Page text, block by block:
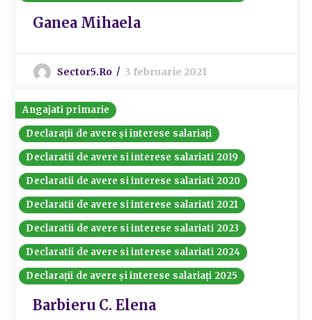
Ganea Mihaela
Sector5.ro 3 februarie 2021
Angajati primarie
Declarații de avere și interese salariați
Declaratii de avere si interese salariati 2019
Declaratii de avere si interese salariati 2020
Declaratii de avere si interese salariati 2021
Declaratii de avere si interese salariati 2023
Declaratii de avere si interese salariati 2024
Declarații de avere și interese salariați 2025
Barbieru C. Elena